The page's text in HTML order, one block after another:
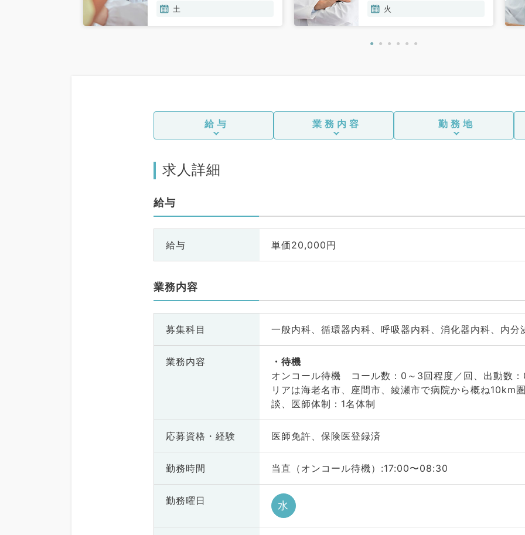
土
老年内科、膠原病科
火
給与 業務内容 勤務地
求人詳細
給与
給与 単価20,000円
業務内容
募集科目 一般内科、循環器内科、呼吸器内科、消化器内科、内分
業務内容
待機
オンコール待機 コール数：0～3回程度／回、出動数
リアは海老名市、座間市、綾瀬市で病院から概ね10km
談、医師体制：1名体制
応募資格・ 経験 医師免許、保険医登録済
勤務時間 当直（オンコール待機）:17:00〜08:30
勤務曜日 水